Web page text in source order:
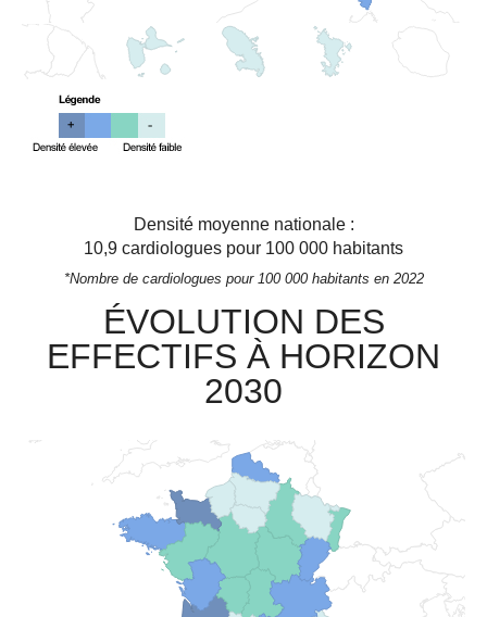
Densité moyenne nationale :
10,9 cardiologues pour 100 000 habitants
*Nombre de cardiologues pour 100 000 habitants en 2022
ÉVOLUTION DES
EFFECTIFS À HORIZON
2030